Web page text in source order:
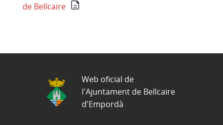
de Bellcaire
Web oficial de
l'Ajuntament de Bellcaire
d'Empordà